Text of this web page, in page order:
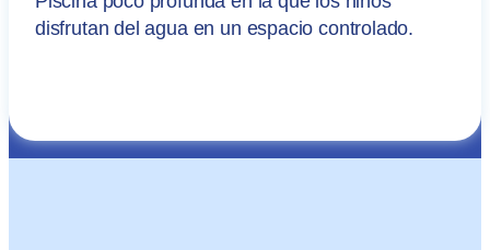
disfrutan del agua en un espacio controlado.